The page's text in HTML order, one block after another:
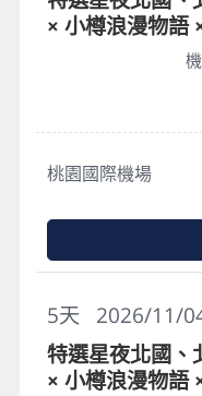
× 小樽浪漫物語
桃園國際機場
2026/11/
5天
特選星夜北國、
× 小樽浪漫物語